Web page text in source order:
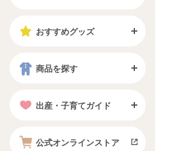
おすすめグッズ
商品を探す
出産・子育てガイド
公式オンラインストア